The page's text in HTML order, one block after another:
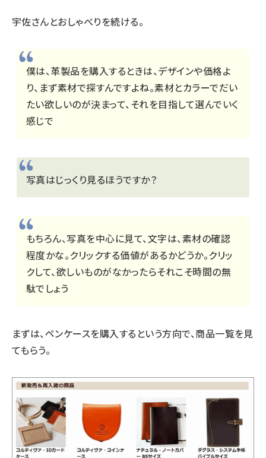
宇佐さんとおしゃべりを続ける。
僕は、革製品を購入するときは、デザインや価格よ
り、まず素材で探すんですよね。素材とカラーでだい
たい欲しいのが決まって、それを目指して選んでいく
感じで
写真はじっくり見るほうですか？
もちろん、写真を中心に見て、文字は、素材の確認
程度かな。クリックする価値があるかどうか。クリッ
クして、欲しいものがなかったらそれこそ時間の無
駄でしょう
まずは、ペンケースを購入するという方向で、商品一覧を見
てもらう。